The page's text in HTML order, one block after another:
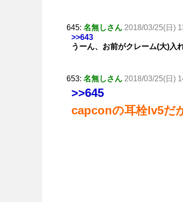
645: 名無しさん 2018/03/25(日)
>>643
うーん、お前がクレーム(大)入
653: 名無しさん 2018/03/25(日)
>>645
capconの耳栓lv5だ